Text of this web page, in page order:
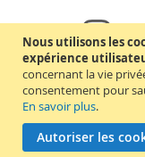
Nous utilisons les
expérience
concernant la vie
consentement pour
En savoir plus.
Autoriser les
Copyright Le Jardin de
l'allier 43220
09 51 00 01